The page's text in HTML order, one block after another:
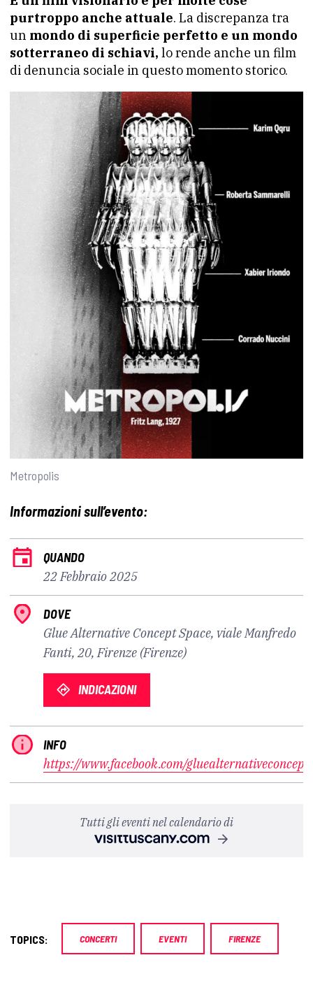
purtroppo anche attuale. La discrepanza tra
un mondo di superficie perfetto e un mondo
sotterraneo di schiavi, lo rende anche un film
di denuncia sociale in questo momento storico.
Metropolis
Informazioni sull’evento:
QUANDO
22 Febbraio 2025
DOVE
Glue Alternative Concept Space, viale Manfredo
Fanti, 20, Firenze (Firenze)
INDICAZIONI
INFO
https://www.facebook.com/
Tutti gli eventi nel calendario di
TOPICS: CONCERTI EVENTI FIRENZE